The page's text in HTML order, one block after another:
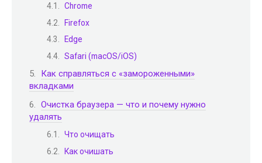
Chrome
Firefox
Edge
Safari (macOS/iOS)
Как справляться с «замороженными»
вкладками
Очистка браузера — что и почему нужно
удалять
Что очищать
Как очишать